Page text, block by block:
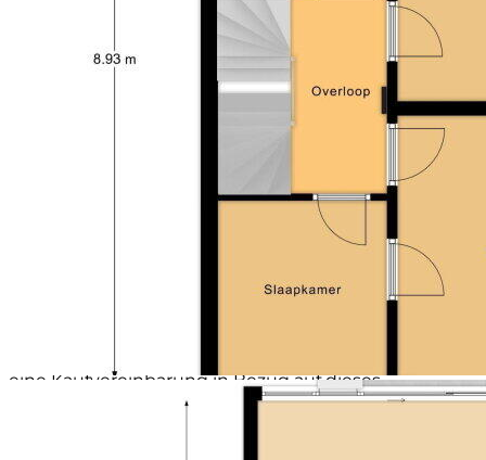
Wohnzimmer mit Parkettboden und Suite-Anlage
Abbieger mit Rückwärtsmanöver
Ein ideales Familienhaus mit viel Lebensraum,
authentischen Elementen und nachhaltigen
Ausstattungen, located in einer guten Lage in
Die Sicherheitsleistung/Bankgarantie beträgt 10% des
Kaufpreises. Der Käufer hat diese innerhalb von zwei
Finanzierungsbedingung beim zuständigen Notar
eine Kaufvereinbarung in Bezug auf dieses
Immobilienobjekt erst zustande kommt, nachdem